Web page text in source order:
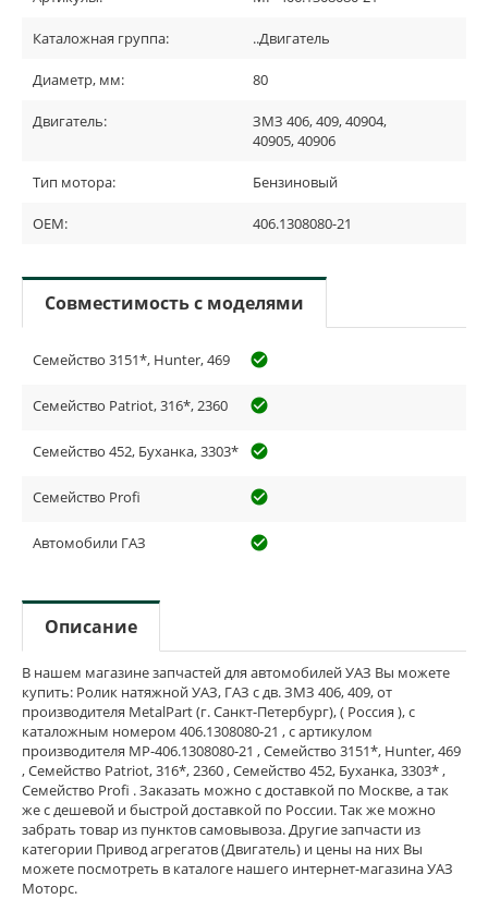
Каталожная группа: ..Двигатель
Диаметр, мм: 80
Двигатель:
ЗМЗ 406, 409, 40904,
40905, 40906
Тип мотора: Бензиновый
OEM: 406.1308080-21
Совместимость с моделями
Семейство 3151*, Hunter, 469 check_circle_outline
Семейство Patriot, 316*, 2360 check_circle_outline
Семейство 452, Буханка, 3303* check_circle_outline
Семейство Profi check_circle_outline
Автомобили ГАЗ check_circle_outline
Описание
В нашем магазине запчастей для автомобилей УАЗ Вы можете
купить: Ролик натяжной УАЗ, ГАЗ с дв. ЗМЗ 406, 409, от
производителя MetalPart (г. Санкт-Петербург), ( Россия ), с
каталожным номером 406.1308080-21 , с артикулом
производителя MP-406.1308080-21 , Семейство 3151*, Hunter, 469
, Семейство Patriot, 316*, 2360 , Семейство 452, Буханка, 3303* ,
Семейство Profi . Заказать можно с доставкой по Москве, а так
же с дешевой и быстрой доставкой по России. Так же можно
забрать товар из пунктов самовывоза. Другие запчасти из
категории Привод агрегатов (Двигатель) и цены на них Вы
можете посмотреть в каталоге нашего интернет-магазина УАЗ
Моторс.